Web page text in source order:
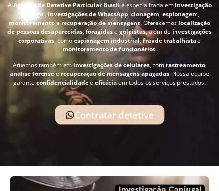
AAgência de Detetive Particular Brasil é especializada em investigação
conjugal, investigações de WhatsApp, clonagem,espionagem,
monitoramentoe recuperação de mensagens. Oferecemos localização
de pessoas desaparecidas, foragidase golpistas, além de investigações
corporativas, comoespionagem industrial,fraude trabalhistae
monitoramento de funcionários.
Atuamos também em investigações de celulares, com rastreamento,
análise forensee recuperação de mensagens apagadas. Nossa equipe
garante confidencialidadeeeficáciaem todos os serviços prestados.
Contratar detetive